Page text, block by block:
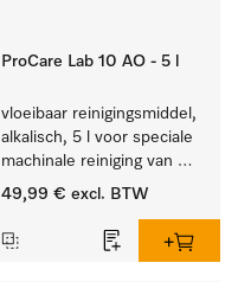
ProCare Lab 10 AO - 5 l
vloeibaar reinigingsmiddel,
alkalisch, 5 l voor speciale
machinale reiniging van
laboratoriumglaswerk en -
49,99 € excl. BTW